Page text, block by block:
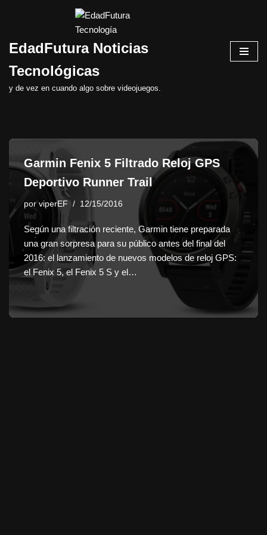
al
EdadFutura Noticias
Tecnológicas
y de vez en cuando algo sobre videojuegos.
Garmin Fenix 5 Filtrado Reloj GPS
Deportivo Runner Trail
porviperEF 12/15/2016
Según una filtración reciente, Garmin tiene preparada
una gran sorpresa para su público antes del final del
2016: el lanzamiento de nuevos modelos de reloj GPS:
el Fenix 5, el Fenix 5 S y el…